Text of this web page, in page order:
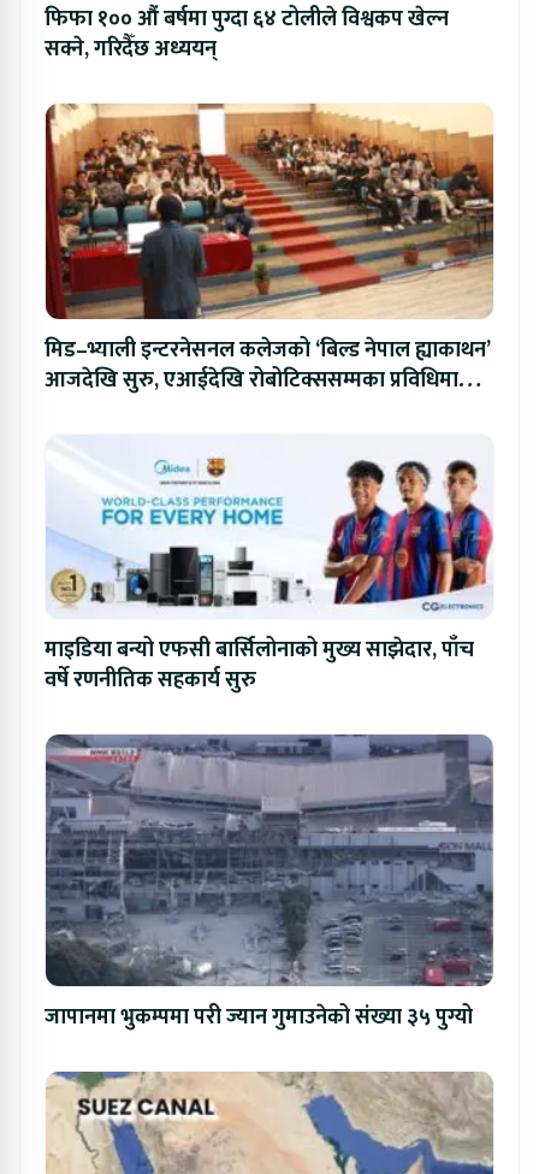
फिफा १०० औं बर्षमा पुग्दा ६४ टोलीले विश्वकप खेल्न
सक्ने, गरिदैँछ अध्ययन्
मिड–भ्याली इन्टरनेसनल कलेजको ‘बिल्ड नेपाल ह्याकाथन’
आजदेखि सुरु, एआईदेखि रोबोटिक्ससम्मका प्रविधिमा
माइडिया बन्यो एफसी बार्सिलोनाको मुख्य साझेदार, पाँच
वर्षे रणनीतिक सहकार्य सुरु
जापानमा भुकम्पमा परी ज्यान गुमाउनेको संख्या ३५ पुग्यो